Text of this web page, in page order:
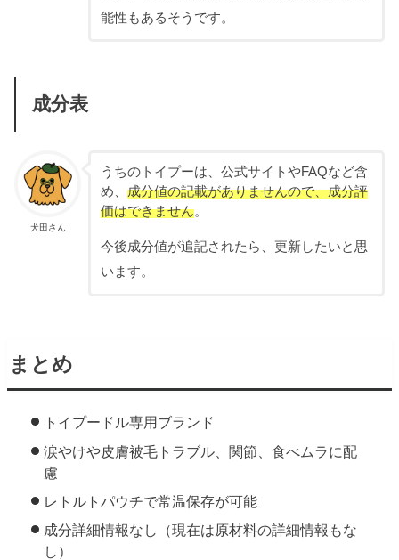
能性もあるそうです。
成分表
犬田さん
うちのトイプーは、公式サイトやFAQなど含
め、 成分値の記載がありませんので、成分評
価はできません。
今後成分値が追記されたら、更新したいと思
います。
まとめ
トイプードル専用ブランド
涙やけや皮膚被毛トラブル、関節、食べムラに配
慮
レトルトパウチで常温保存が可能
成分詳細情報なし（現在は原材料の詳細情報もな
し）